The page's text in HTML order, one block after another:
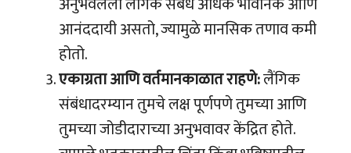
आनंददायी असतो, ज्यामुळे मानसिक तणाव कमी
होतो.
एकाग्रता आणि वर्तमानकाळात राहणे:लैंगिक
संबंधादरम्यान तुमचे लक्ष पूर्णपणे तुमच्या आणि
तुमच्या जोडीदाराच्या अनुभवावर केंद्रित होते.